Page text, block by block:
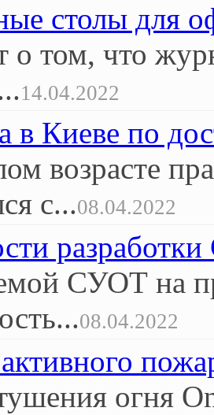
столы для
о том, что
14.04.2022
в Киеве по
возрасте
с...08.04.2022
СУОТ на
08.04.2022
огня